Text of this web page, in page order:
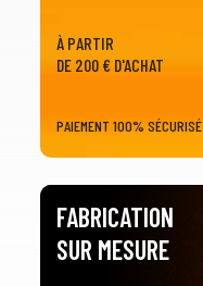
À PARTIR
DE 200 € D'ACHAT
PAIEMENT 100% SÉCURISÉ
FABRICATION
SUR MESURE